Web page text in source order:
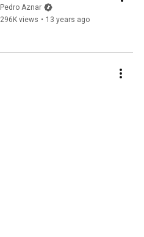
Pedro Aznar
296K views • 13 years ago